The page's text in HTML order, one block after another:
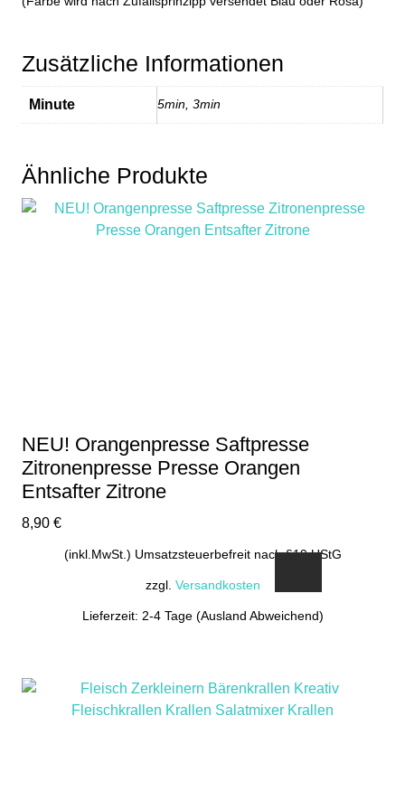
Zusätzliche Informationen
Minute 5min, 3min
Ähnliche Produkte
NEU! Orangenpresse Saftpresse
Zitronenpresse Presse Orangen
Entsafter Zitrone
8,90 €
(inkl.MwSt.) Umsatzsteuerbefreit nach §19 UStG
zzgl. Versandkosten
Lieferzeit: 2-4 Tage (Ausland Abweichend)